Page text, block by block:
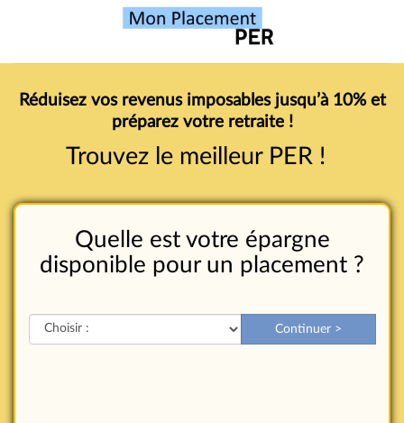
Réduisez vos revenus imposables jusqu’à 10% et
préparez votre retraite !
Trouvez le meilleur PER !
Quelle est votre épargne
disponible pour un placement ?
Continuer >